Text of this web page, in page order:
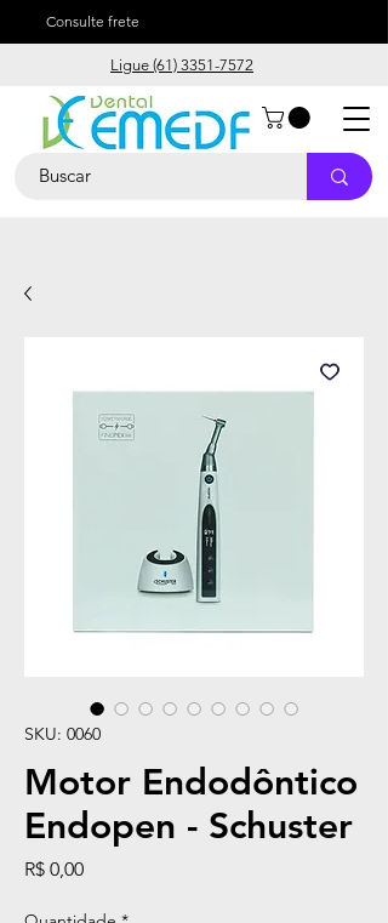
Consulte frete
Ligue (61) 3351-7572
SKU: 0060
Motor Endodôntico
Endopen - Schuster
R$ 0,00Preço